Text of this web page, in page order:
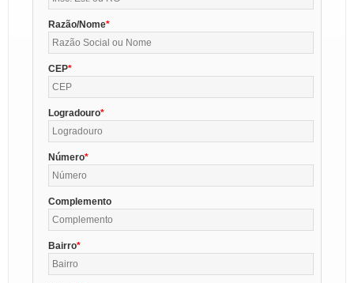
Razão/Nome
CEP
Logradouro
Número
Complemento
Bairro